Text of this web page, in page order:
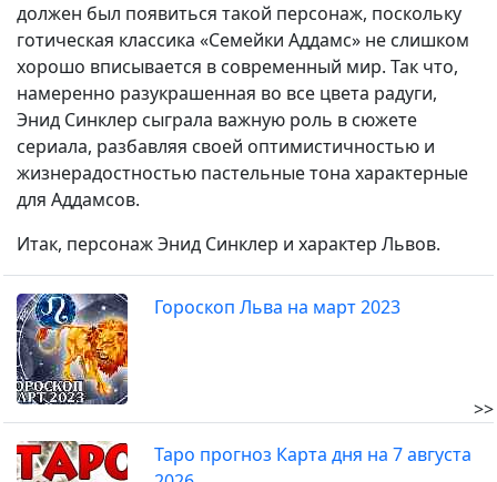
должен был появиться такой персонаж, поскольку
готическая классика «Семейки Аддамс» не слишком
хорошо вписывается в современный мир. Так что,
намеренно разукрашенная во все цвета радуги,
Энид Синклер сыграла важную роль в сюжете
сериала, разбавляя своей оптимистичностью и
жизнерадостностью пастельные тона характерные
для Аддамсов.
Итак, персонаж Энид Синклер и характер Львов.
Гороскоп Льва на март 2023
>>
Таро прогноз Карта дня на 7 августа